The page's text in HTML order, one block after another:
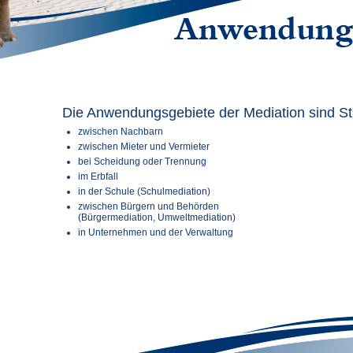
Die Anwendungsgebiete der Mediation sind
zwischen Nachbarn
zwischen Mieter und Vermieter
bei Scheidung oder Trennung
im Erbfall
in der Schule (Schulmediation)
zwischen Bürgern und Behörden
(Bürgermediation, Umweltmediation)
in Unternehmen und der Verwaltung